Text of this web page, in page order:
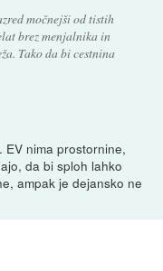
močnejši od tistih
brez menjalnika in
Tako da bi cestnina
nima prostornine,
da bi sploh lahko
ampak je dejansko ne